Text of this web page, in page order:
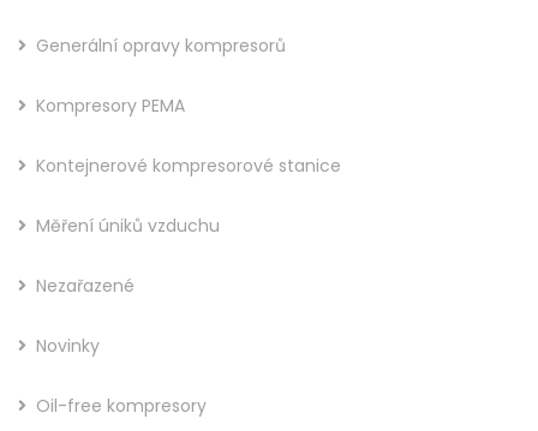
Generální opravy kompresorů
Kompresory PEMA
Kontejnerové kompresorové stanice
Měření úniků vzduchu
Nezařazené
Novinky
Oil-free kompresory